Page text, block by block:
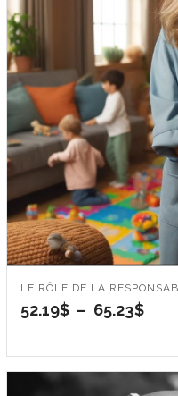
LE RÔLE DE LA
52.19$ – 65.23$